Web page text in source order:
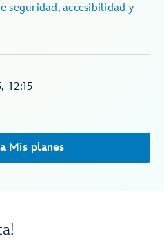
seguridad, accesibilidad y
,12:15
Mis planes